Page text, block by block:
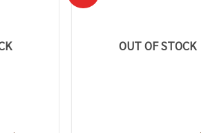
OUT OF STOCK